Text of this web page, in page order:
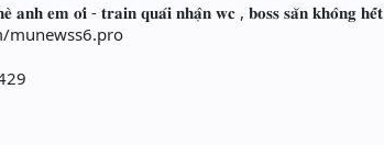
𝐞𝐦 𝐨̛𝐢 - 𝐭𝐫𝐚𝐢𝐧 𝐪𝐮𝐚́𝐢 𝐧𝐡𝐚̣̂𝐧 𝐰𝐜 , 𝐛𝐨𝐬𝐬 𝐬𝐚̆𝐧 𝐤𝐡𝐨̂𝐧𝐠 𝐡𝐞̂́𝐭
munewss6.pro